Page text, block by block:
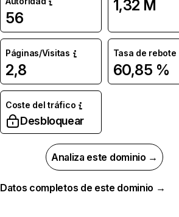
56
1,32 M
Páginas/Visitas
2,8
Tasa de rebote
60,85 %
Coste del tráfico
Desbloquear
Analiza este dominio →
Datos completos de este dominio →